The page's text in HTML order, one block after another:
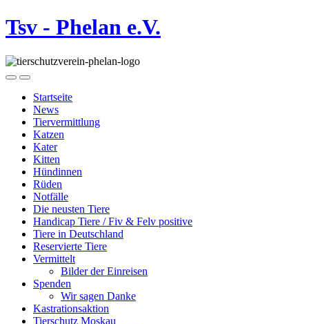
Tsv - Phelan e.V.
Startseite
News
Tiervermittlung
Katzen
Kater
Kitten
Hündinnen
Rüden
Notfälle
Die neusten Tiere
Handicap Tiere / Fiv & Felv positive
Tiere in Deutschland
Reservierte Tiere
Vermittelt
Bilder der Einreisen
Spenden
Wir sagen Danke
Kastrationsaktion
Tierschutz Moskau